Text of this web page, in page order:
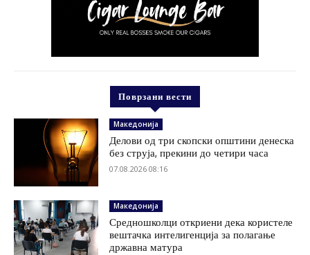
Поврзани вести
Македонија
Делови од три скопски општини денеска
без струја, прекини до четири часа
07.08.2026 08:16
Македонија
Средношколци откриени дека користеле
вештачка интелигенција за полагање
државна матура